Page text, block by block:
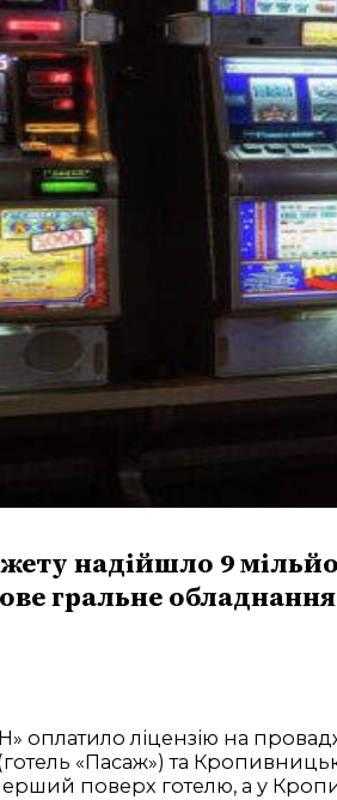
надійшло 9
гральне
ліцензію на
«Пасаж») та
поверх готелю, а у